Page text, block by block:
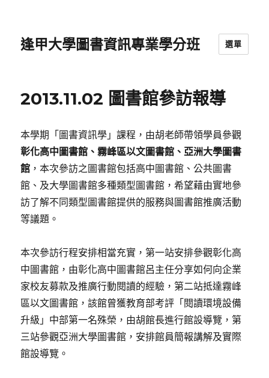
逢甲大學圖書資訊專業學分班 選單
2013.11.02 圖書館參訪報導
本學期「圖書資訊學」課程，由胡老師帶領學員參觀
彰化高中圖書館、霧峰區以文圖書館、亞洲大學圖書
館 ，本次參訪之圖書館包括高中圖書館、公共圖書
館、及大學圖書館多種類型圖書館，希望藉由實地參
訪了解不同類型圖書館提供的服務與圖書館推廣活動
等議題。
本次參訪行程安排相當充實，第一站安排參觀彰化高
中圖書館，由彰化高中圖書館呂主任分享如何向企業
家校友募款及推廣行動閱讀的經驗，第二站抵達霧峰
區以文圖書館，該館曾獲教育部考評「閱讀環境設備
升級」中部第一名殊榮，由胡館長進行館設導覽，第
三站參觀亞洲大學圖書館，安排館員簡報講解及實際
館設導覽。